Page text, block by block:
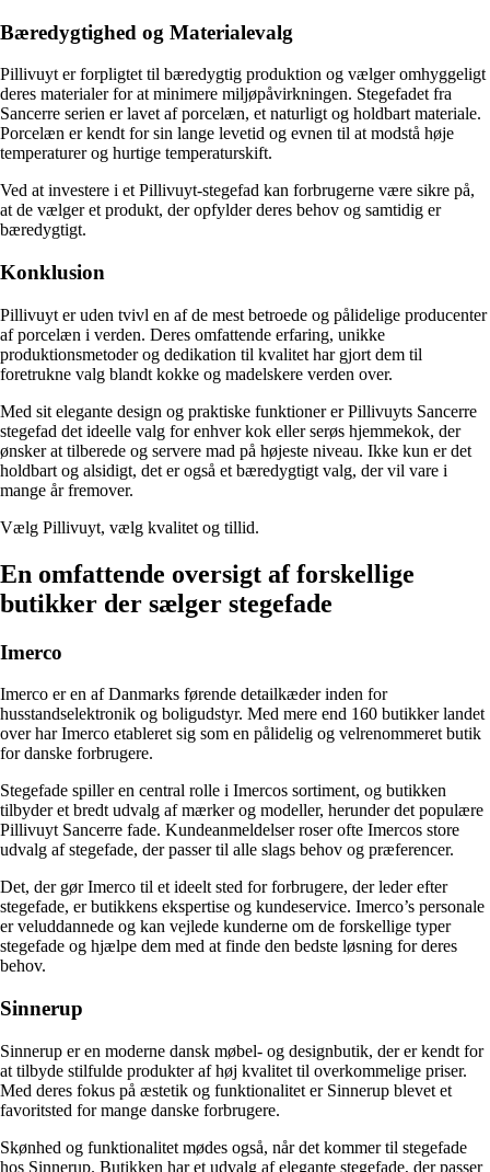
Bæredygtighed og Materialevalg
Pillivuyt er forpligtet til bæredygtig produktion og vælger omhyggeligt
deres materialer for at minimere miljøpåvirkningen. Stegefadet fra
Sancerre serien er lavet af porcelæn, et naturligt og holdbart materiale.
Porcelæn er kendt for sin lange levetid og evnen til at modstå høje
temperaturer og hurtige temperaturskift.
Ved at investere i et Pillivuyt-stegefad kan forbrugerne være sikre på,
at de vælger et produkt, der opfylder deres behov og samtidig er
bæredygtigt.
Konklusion
Pillivuyt er uden tvivl en af de mest betroede og pålidelige producenter
af porcelæn i verden. Deres omfattende erfaring, unikke
produktionsmetoder og dedikation til kvalitet har gjort dem til
foretrukne valg blandt kokke og madelskere verden over.
Med sit elegante design og praktiske funktioner er Pillivuyts Sancerre
stegefad det ideelle valg for enhver kok eller serøs hjemmekok, der
ønsker at tilberede og servere mad på højeste niveau. Ikke kun er det
holdbart og alsidigt, det er også et bæredygtigt valg, der vil vare i
mange år fremover.
Vælg Pillivuyt, vælg kvalitet og tillid.
En omfattende oversigt af forskellige
butikker der sælger stegefade
Imerco
Imerco er en af Danmarks førende detailkæder inden for
husstandselektronik og boligudstyr. Med mere end 160 butikker landet
over har Imerco etableret sig som en pålidelig og velrenommeret butik
for danske forbrugere.
Stegefade spiller en central rolle i Imercos sortiment, og butikken
tilbyder et bredt udvalg af mærker og modeller, herunder det populære
Pillivuyt Sancerre fade. Kundeanmeldelser roser ofte Imercos store
udvalg af stegefade, der passer til alle slags behov og præferencer.
Det, der gør Imerco til et ideelt sted for forbrugere, der leder efter
stegefade, er butikkens ekspertise og kundeservice. Imerco’s personale
er veluddannede og kan vejlede kunderne om de forskellige typer
stegefade og hjælpe dem med at finde den bedste løsning for deres
behov.
Sinnerup
Sinnerup er en moderne dansk møbel- og designbutik, der er kendt for
at tilbyde stilfulde produkter af høj kvalitet til overkommelige priser.
Med deres fokus på æstetik og funktionalitet er Sinnerup blevet et
favoritsted for mange danske forbrugere.
Skønhed og funktionalitet mødes også, når det kommer til stegefade
hos Sinnerup. Butikken har et udvalg af elegante stegefade, der passer